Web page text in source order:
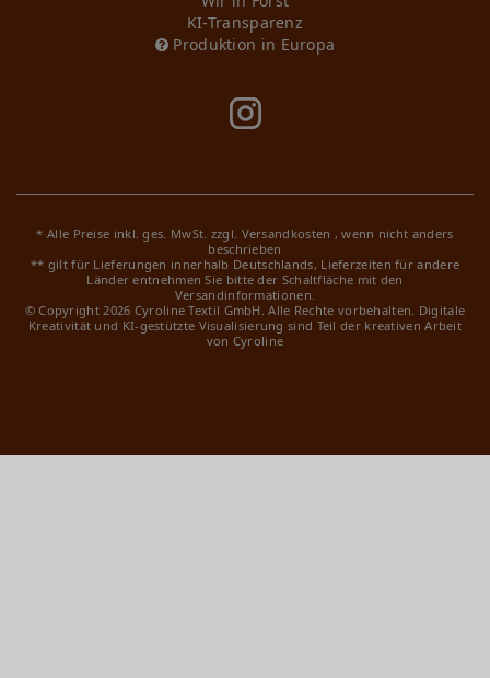
KI-Transparenz
Produktion in Europa
* Alle Preise inkl. ges. MwSt. zzgl. Versandkosten , wenn nicht anders
beschrieben
** gilt für Lieferungen innerhalb Deutschlands, Lieferzeiten für andere
Länder entnehmen Sie bitte der Schaltfläche mit den
Versandinformationen.
© Copyright 2026 Cyroline Textil GmbH. Alle Rechte vorbehalten. Digitale
Kreativität und KI-gestützte Visualisierung sind Teil der kreativen Arbeit
von Cyroline